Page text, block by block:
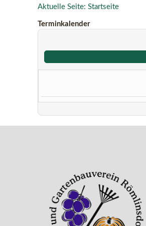
Aktuelle Seite: Startseite
Terminkalender